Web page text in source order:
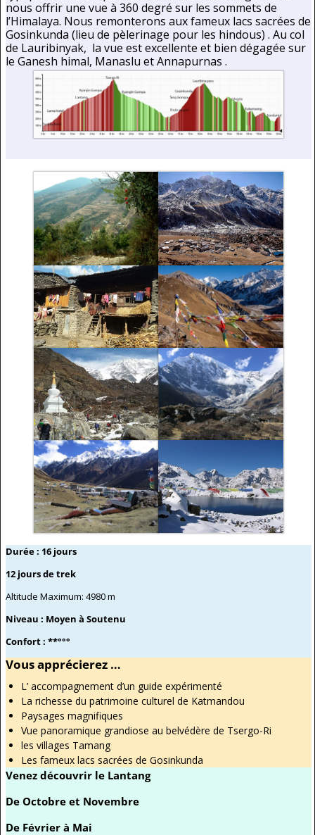
nous offrir une vue à 360 degré sur les sommets de
l’Himalaya. Nous remonterons aux fameux lacs sacrées de
Gosinkunda (lieu de pèlerinage pour les hindous) . Au col
de Lauribinyak, la vue est excellente et bien dégagée sur
le Ganesh himal, Manaslu et Annapurnas .
Durée : 16 jours
12 jours de trek
Altitude Maximum: 4980 m
Niveau : Moyen à Soutenu
Confort : **°°°
Vous apprécierez …
L’ accompagnement d’un guide expérimenté
La richesse du patrimoine culturel de Katmandou
Paysages magnifiques
Vue panoramique grandiose au belvédère de Tsergo-Ri
les villages Tamang
Les fameux lacs sacrées de Gosinkunda
Venez découvrir le Lantang
De Octobre et Novembre
De Février à Mai